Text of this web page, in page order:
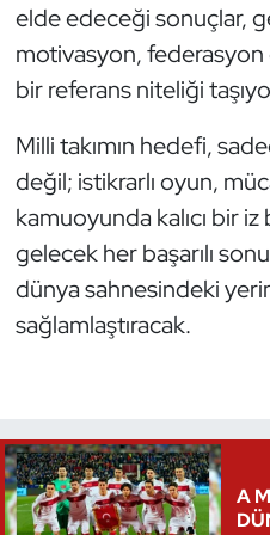
elde edeceği sonuçlar,
motivasyon, federasyon
bir referans niteliği
Milli takımın hedefi,
değil; istikrarlı oyun,
kamuoyunda kalıcı bir iz
gelecek her başarılı
dünya sahnesindeki
sağlamlaştıracak.
A